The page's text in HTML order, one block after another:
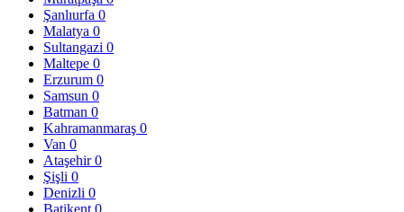
Şanlıurfa 0
Malatya 0
Sultangazi 0
Maltepe 0
Erzurum 0
Samsun 0
Batman 0
Kahramanmaraş 0
Van 0
Ataşehir0
Şişli 0
Denizli 0
Batikent 0